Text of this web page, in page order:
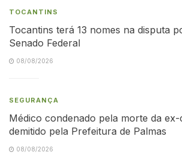
TOCANTINS
Tocantins terá 13 nomes na disputa
Senado Federal
08/08/2026
SEGURANÇA
Médico condenado pela morte da
demitido pela Prefeitura de Palmas
08/08/2026